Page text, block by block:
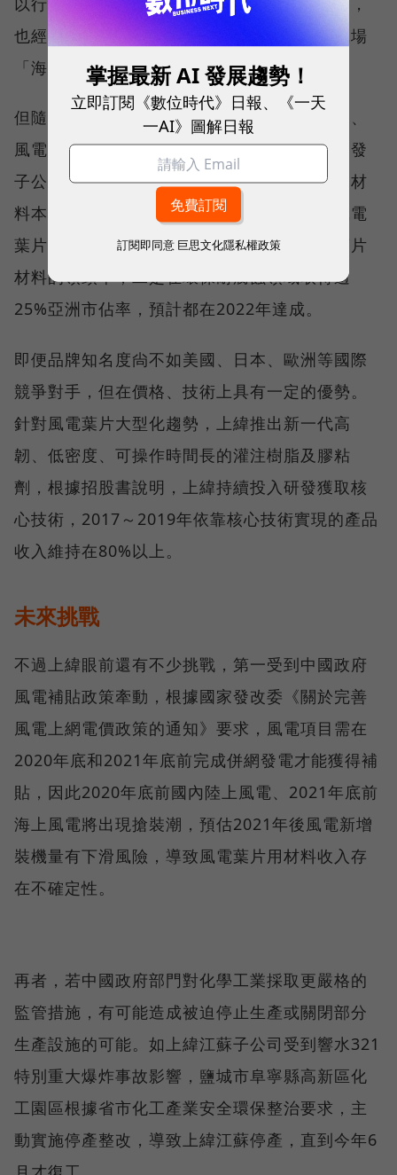
也經營離岸風電開發，上緯是台灣首座離岸風場
「海洋風電」的發起人，一度成為產業佳話。
但隨著外商來台投資風場，面臨外商重金挖角、
風電人才外流問題。上緯去年出售離岸風場開發
子公司上緯新能源95%股權後，集團資源回歸材
料本業，蔡朝陽也提出兩大目標：一是全球風電
葉片材料領域達25%市佔率，成為全球風電葉片
材料的領頭羊；二是在環保耐腐蝕領域取得逾
25%亞洲市佔率，預計都在2022年達成。
即便品牌知名度尙不如美國、日本、歐洲等國際
競爭對手，但在價格、技術上具有一定的優勢。
針對風電葉片大型化趨勢，上緯推出新一代高
韌、低密度、可操作時間長的灌注樹脂及膠粘
劑，根據招股書說明，上緯持續投入研發獲取核
心技術，2017～2019年依靠核心技術實現的產品
收入維持在80%以上。
未來挑戰
不過上緯眼前還有不少挑戰，第一受到中國政府
風電補貼政策牽動，根據國家發改委《關於完善
風電上網電價政策的通知》要求，風電項目需在
2020年底和2021年底前完成併網發電才能獲得補
貼，因此2020年底前國內陸上風電、2021年底前
海上風電將出現搶裝潮，預估2021年後風電新增
裝機量有下滑風險，導致風電葉片用材料收入存
在不確定性。
再者，若中國政府部門對化學工業採取更嚴格的
監管措施，有可能造成被迫停止生產或關閉部分
生產設施的可能。如上緯江蘇子公司受到響水321
特別重大爆炸事故影響，鹽城市阜寧縣高新區化
工園區根據省市化工產業安全環保整治要求，主
動實施停產整改，導致上緯江蘇停產，直到今年6
掌握最新 AI 發展趨勢！
立即訂閱《數位時代》日報、《一天
一AI》圖解日報
訂閱即同意 巨思文化隱私權政策